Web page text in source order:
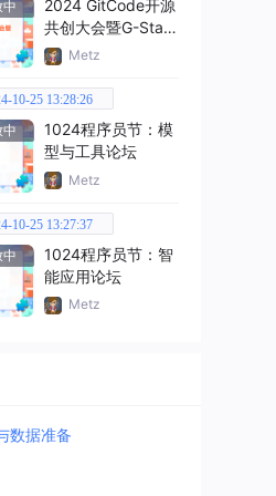
中
2024 GitCode开源
共创大会暨G-Star
嘉年华
Metz
10-25 13:28:26
中
1024程序员节：模
型与工具论坛
Metz
10-25 13:27:37
中
1024程序员节：智
能应用论坛
Metz
数据准备